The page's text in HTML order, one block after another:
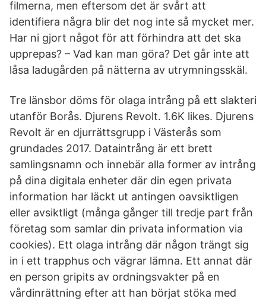
filmerna, men eftersom det är svårt att
identifiera några blir det nog inte så mycket mer.
Har ni gjort något för att förhindra att det ska
upprepas? – Vad kan man göra? Det går inte att
låsa ladugården på nätterna av utrymningsskäl.
Tre länsbor döms för olaga intrång på ett slakteri
utanför Borås. Djurens Revolt. 1.6K likes. Djurens
Revolt är en djurrättsgrupp i Västerås som
grundades 2017. Dataintrång är ett brett
samlingsnamn och innebär alla former av intrång
på dina digitala enheter där din egen privata
information har läckt ut antingen oavsiktligen
eller avsiktligt (många gånger till tredje part från
företag som samlar din privata information via
cookies). Ett olaga intrång där någon trängt sig
in i ett trapphus och vägrar lämna. Ett annat där
en person gripits av ordningsvakter på en
vårdinrättning efter att han börjat stöka med